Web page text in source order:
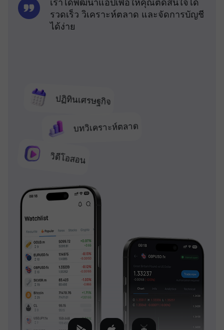
ปฏิทินเศรษฐกิจ
บทวิเคราะห์ตลาด
วิดีโอสอน
เราได้พัฒนาแอปเพื่อให้คุณตัดสินใจได้
รวดเร็ว วิเคราะห์ตลาด และจัดการบัญชี
ได้ง่าย